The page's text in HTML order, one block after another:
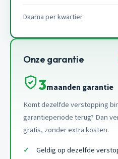
Daarna per kwartier
Onze garantie
3maanden garantie
Komt dezelfde verstopping
garantieperiode terug? Dan
gratis, zonder extra kosten.
Geldig op dezelfde